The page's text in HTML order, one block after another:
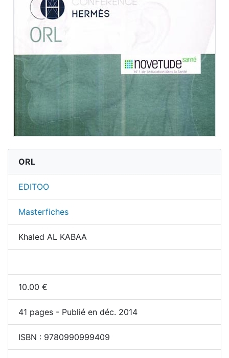
ORL
EDITOO
Masterfiches
Khaled AL KABAA
10.00 €
41 pages - Publié en déc. 2014
ISBN : 9780990999409